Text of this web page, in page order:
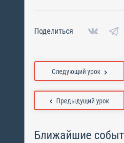
Поделиться
Предыдущий урок
Следующий урок
Ближайшие